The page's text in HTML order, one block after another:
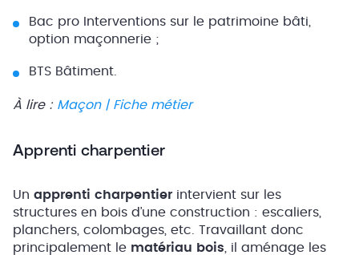
Bac pro Interventions sur le patrimoine bâti,
option maçonnerie ;
BTS Bâtiment.
À lire : Maçon | Fiche métier
Apprenti charpentier
Un apprenti charpentier intervient sur les
structures en bois d’une construction : escaliers,
planchers, colombages, etc. Travaillant donc
principalement le matériau bois , il aménage les